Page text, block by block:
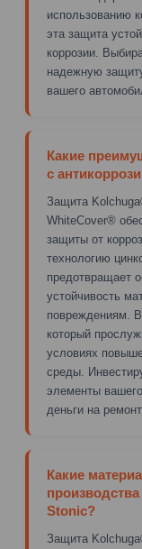
использованию
эта защита
коррозии.
надежную
вашего
Какие
с
Защита
WhiteCover®
защиты от
технологию
предотвращает
устойчивость
повреждениям. В
который
условиях
среды.
элементы
деньги на
Какие
Stonic?
Защита